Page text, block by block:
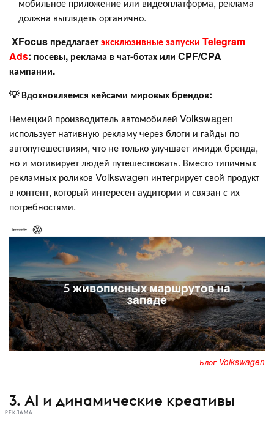
должна выглядеть органично.
XFocus предлагаетэксклюзивные запуски Telegram
Ads: посевы, реклама в чат-ботах или CPF/CPA
кампании.
💡 Вдохновляемся кейсами мировых брендов:
Немецкий производитель автомобилей Volkswagen
использует нативную рекламу через блоги и гайды по
автопутешествиям, что не только улучшает имидж бренда,
но и мотивирует людей путешествовать. Вместо типичных
рекламных роликов Volkswagen интегрирует свой продукт
в контент, который интересен аудитории и связан с их
потребностями.
Блог Volkswagen
3. AI и динамические креативы
РЕКЛАМА